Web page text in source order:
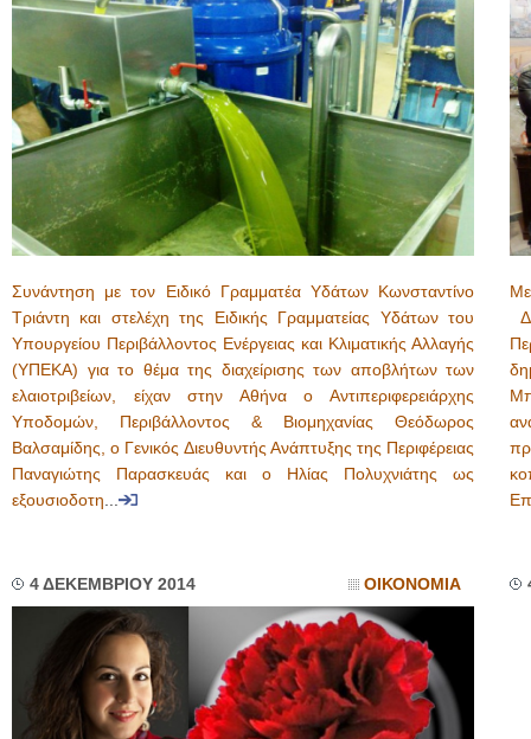
Συνάντηση με τον Ειδικό Γραμματέα Υδάτων Κωνσταντίνο
Τριάντη και στελέχη της Ειδικής Γραμματείας Υδάτων του
Υπουργείου Περιβάλλοντος Ενέργειας και Κλιματικής Αλλαγής
(ΥΠΕΚΑ) για το θέμα της διαχείρισης των αποβλήτων των
ελαιοτριβείων, είχαν στην Αθήνα ο Αντιπεριφερειάρχης
Υποδομών, Περιβάλλοντος & Βιομηχανίας Θεόδωρος
Βαλσαμίδης, ο Γενικός Διευθυντής Ανάπτυξης της Περιφέρειας
Παναγιώτης Παρασκευάς και ο Ηλίας Πολυχνιάτης ως
εξουσιοδοτη...
4 ΔΕΚΕΜΒΡΙΟΥ 2014 ΟΙΚΟΝΟΜΙΑ